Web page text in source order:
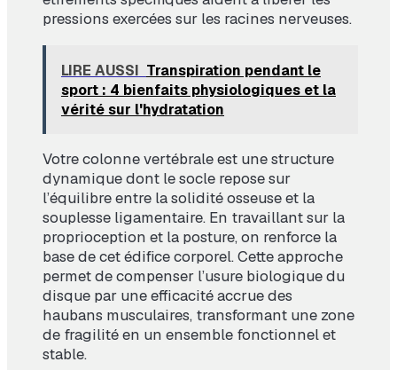
pressions exercées sur les racines nerveuses.
LIRE AUSSI Transpiration pendant le
sport : 4 bienfaits physiologiques et la
vérité sur l'hydratation
Votre colonne vertébrale est une structure
dynamique dont le socle repose sur
l’équilibre entre la solidité osseuse et la
souplesse ligamentaire. En travaillant sur la
proprioception et la posture, on renforce la
base de cet édifice corporel. Cette approche
permet de compenser l’usure biologique du
disque par une efficacité accrue des
haubans musculaires, transformant une zone
de fragilité en un ensemble fonctionnel et
stable.